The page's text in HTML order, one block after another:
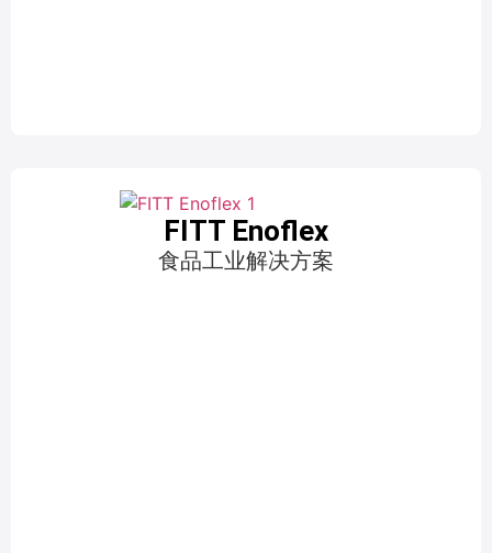
FITT Enoflex
食品工业解决方案